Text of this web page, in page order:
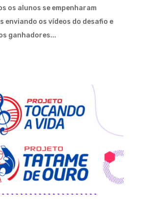
os alunos se empenharam
enviando os vídeos do desafio e
ganhadores...